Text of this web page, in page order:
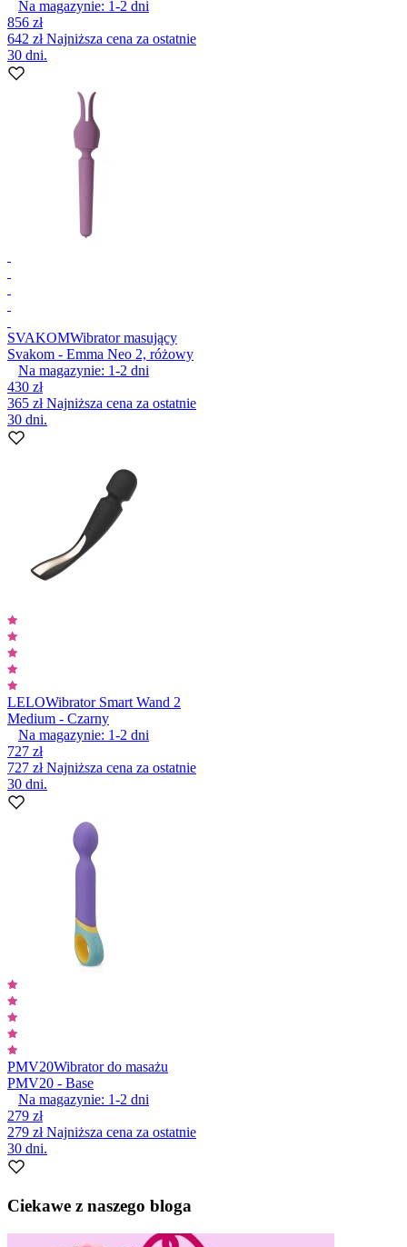
Na magazynie: 1-2 dni
856 zł
642 złNajniższa cena za ostatnie
30 dni.
SVAKOMWibrator masujący
Svakom - Emma Neo 2, różowy
Na magazynie: 1-2 dni
430 zł
365 złNajniższa cena za ostatnie
30 dni.
LELOWibrator Smart Wand 2
Medium - Czarny
Na magazynie: 1-2 dni
727 zł
727 złNajniższa cena za ostatnie
30 dni.
PMV20Wibrator do masażu
PMV20 - Base
Na magazynie: 1-2 dni
279 zł
279 złNajniższa cena za ostatnie
30 dni.
Ciekawe z naszego bloga